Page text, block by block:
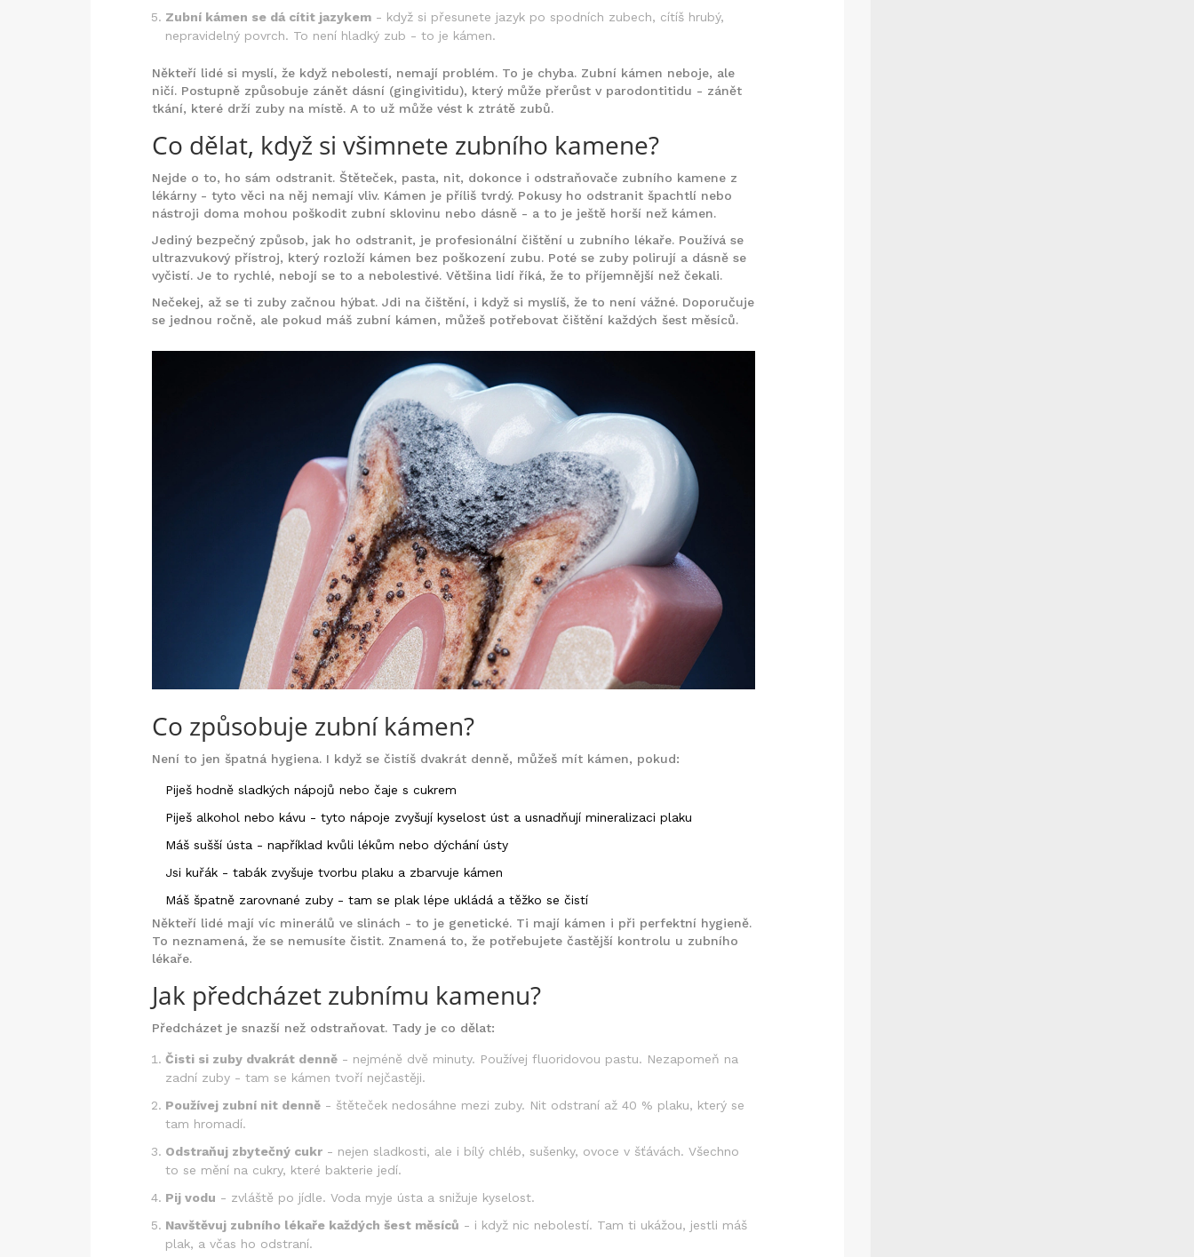
Zubní kámen se dá cítit jazykem - když si přesunete jazyk po spodních zubech, cítíš hrubý,
nepravidelný povrch. To není hladký zub - to je kámen.
Někteří lidé si myslí, že když nebolestí, nemají problém. To je chyba. Zubní kámen neboje, ale
ničí. Postupně způsobuje zánět dásní (gingivitidu), který může přerůst v parodontitidu - zánět
tkání, které drží zuby na místě. A to už může vést k ztrátě zubů.
Co dělat, když si všimnete zubního kamene?
Nejde o to, ho sám odstranit. Štěteček, pasta, nit, dokonce i odstraňovače zubního kamene z
lékárny - tyto věci na něj nemají vliv. Kámen je příliš tvrdý. Pokusy ho odstranit špachtlí nebo
nástroji doma mohou poškodit zubní sklovinu nebo dásně - a to je ještě horší než kámen.
Jediný bezpečný způsob, jak ho odstranit, je profesionální čištění u zubního lékaře. Používá se
ultrazvukový přístroj, který rozloží kámen bez poškození zubu. Poté se zuby polirují a dásně se
vyčistí. Je to rychlé, nebojí se to a nebolestivé. Většina lidí říká, že to příjemnější než čekali.
Nečekej, až se ti zuby začnou hýbat. Jdi na čištění, i když si myslíš, že to není vážné. Doporučuje
se jednou ročně, ale pokud máš zubní kámen, můžeš potřebovat čištění každých šest měsíců.
Co způsobuje zubní kámen?
Není to jen špatná hygiena. I když se čistíš dvakrát denně, můžeš mít kámen, pokud:
Piješ hodně sladkých nápojů nebo čaje s cukrem
Piješ alkohol nebo kávu - tyto nápoje zvyšují kyselost úst a usnadňují mineralizaci plaku
Máš sušší ústa - například kvůli lékům nebo dýchání ústy
Jsi kuřák - tabák zvyšuje tvorbu plaku a zbarvuje kámen
Máš špatně zarovnané zuby - tam se plak lépe ukládá a těžko se čistí
Někteří lidé mají víc minerálů ve slinách - to je genetické. Ti mají kámen i při perfektní hygieně.
To neznamená, že se nemusíte čistit. Znamená to, že potřebujete častější kontrolu u zubního
lékaře.
Jak předcházet zubnímu kamenu?
Předcházet je snazší než odstraňovat. Tady je co dělat:
Čisti si zuby dvakrát denně - nejméně dvě minuty. Používej fluoridovou pastu. Nezapomeň na
zadní zuby - tam se kámen tvoří nejčastěji.
Používej zubní nit denně - štěteček nedosáhne mezi zuby. Nit odstraní až 40 % plaku, který se
tam hromadí.
Odstraňuj zbytečný cukr - nejen sladkosti, ale i bílý chléb, sušenky, ovoce v šťávách. Všechno
to se mění na cukry, které bakterie jedí.
Pij vodu - zvláště po jídle. Voda myje ústa a snižuje kyselost.
Navštěvuj zubního lékaře každých šest měsíců - i když nic nebolestí. Tam ti ukážou, jestli máš
plak, a včas ho odstraní.